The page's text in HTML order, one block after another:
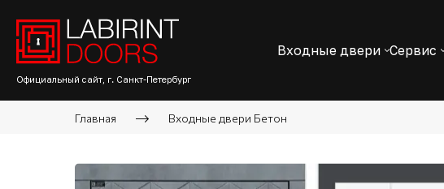
Официальный сайт, г. Санкт-Петербург
Входные двери Сервис
Главная Входные двери Бетон